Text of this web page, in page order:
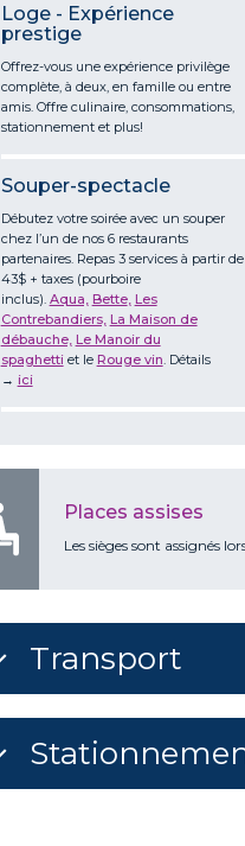
Loge - Expérience
prestige
Offrez-vous une expérience privilège
complète, à deux, en famille ou entre
amis. Offre culinaire, consommations,
stationnement et plus!
Souper-spectacle
Débutez votre soirée avec un souper
chez l’un de nos 6 restaurants
partenaires. Repas 3 services à partir de
43$ + taxes (pourboire
inclus). Aqua, Bette, Les
Contrebandiers, La Maison de
débauche, Le Manoir du
spaghetti etle Rouge vin. Détails
→ ici
Places assises
Les sièges sont assignés
Transport